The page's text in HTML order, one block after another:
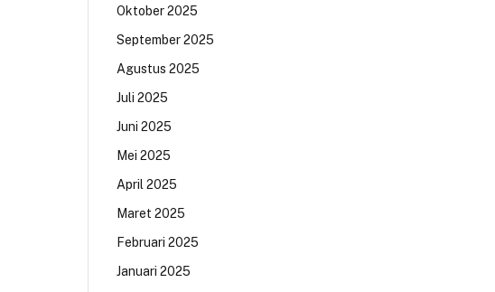
Oktober 2025
September 2025
Agustus 2025
Juli 2025
Juni 2025
Mei 2025
April 2025
Maret 2025
Februari 2025
Januari 2025